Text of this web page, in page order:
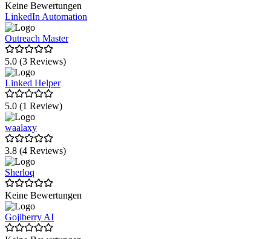
Keine Bewertungen
LinkedIn Automation
Outreach Master
5.0 (3 Reviews)
Linked Helper
5.0 (1 Review)
waalaxy
3.8 (4 Reviews)
Sherloq
Keine Bewertungen
Gojiberry AI